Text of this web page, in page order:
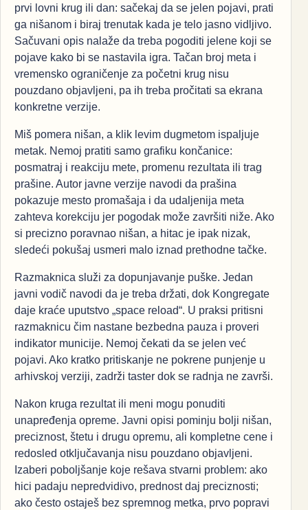
prvi lovni krug ili dan: sačekaj da se jelen pojavi, prati
ga nišanom i biraj trenutak kada je telo jasno vidljivo.
Sačuvani opis nalaže da treba pogoditi jelene koji se
pojave kako bi se nastavila igra. Tačan broj meta i
vremensko ograničenje za početni krug nisu
pouzdano objavljeni, pa ih treba pročitati sa ekrana
konkretne verzije.
Miš pomera nišan, a klik levim dugmetom ispaljuje
metak. Nemoj pratiti samo grafiku končanice:
posmatraj i reakciju mete, promenu rezultata ili trag
prašine. Autor javne verzije navodi da prašina
pokazuje mesto promašaja i da udaljenija meta
zahteva korekciju jer pogodak može završiti niže. Ako
si precizno poravnao nišan, a hitac je ipak nizak,
sledeći pokušaj usmeri malo iznad prethodne tačke.
Razmaknica služi za dopunjavanje puške. Jedan
javni vodič navodi da je treba držati, dok Kongregate
daje kraće uputstvo „space reload“. U praksi pritisni
razmaknicu čim nastane bezbedna pauza i proveri
indikator municije. Nemoj čekati da se jelen već
pojavi. Ako kratko pritiskanje ne pokrene punjenje u
arhivskoj verziji, zadrži taster dok se radnja ne završi.
Nakon kruga rezultat ili meni mogu ponuditi
unapređenja opreme. Javni opisi pominju bolji nišan,
preciznost, štetu i drugu opremu, ali kompletne cene i
redosled otključavanja nisu pouzdano objavljeni.
Izaberi poboljšanje koje rešava stvarni problem: ako
hici padaju nepredvidivo, prednost daj preciznosti;
ako često ostaješ bez spremnog metka, prvo popravi